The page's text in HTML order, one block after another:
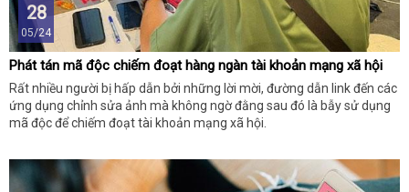
28
05/24
Phát tán mã độc chiếm đoạt hàng ngàn tài khoản mạng xã hội
Rất nhiều người bị hấp dẫn bởi những lời mời, đường dẫn link đến các
ứng dụng chỉnh sửa ảnh mà không ngờ đằng sau đó là bẫy sử dụng
mã độc để chiếm đoạt tài khoản mạng xã hội.